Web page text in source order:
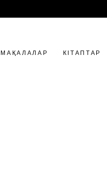
МАҚАЛАЛАР КІТАПТАР